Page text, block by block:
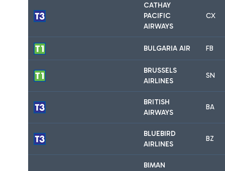
CATHAY
PACIFIC
AIRWAYS
CX
BULGARIA AIR FB
BRUSSELS
AIRLINES
SN
BRITISH
AIRWAYS
BA
BLUEBIRD
AIRLINES
BZ
BIMAN